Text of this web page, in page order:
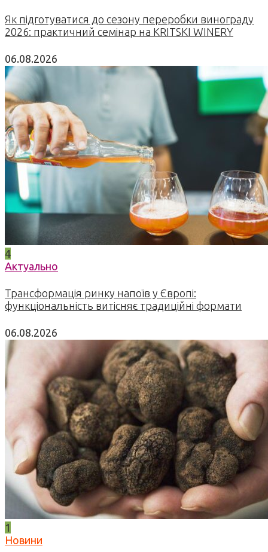
Як підготуватися до сезону переробки винограду
2026: практичний семінар на KRITSKI WINERY
06.08.2026
4
Актуально
Трансформація ринку напоїв у Європі:
функціональність витісняє традиційні формати
06.08.2026
1
Новини